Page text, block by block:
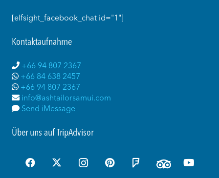
[elfsight_facebook_chat id="1"]
Kontaktaufnahme
+66 94 807 2367
+66 84 638 2457
+66 94 807 2367
info@ashtailorsamui.com
Send iMessage
Über uns auf TripAdvisor